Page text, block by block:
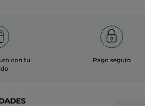
con tu
Pago seguro